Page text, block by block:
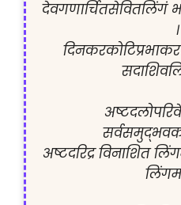
देवगणार्चितसेवितलिंगं
।
अष्टदरिद्र विनाशित
लिंगम